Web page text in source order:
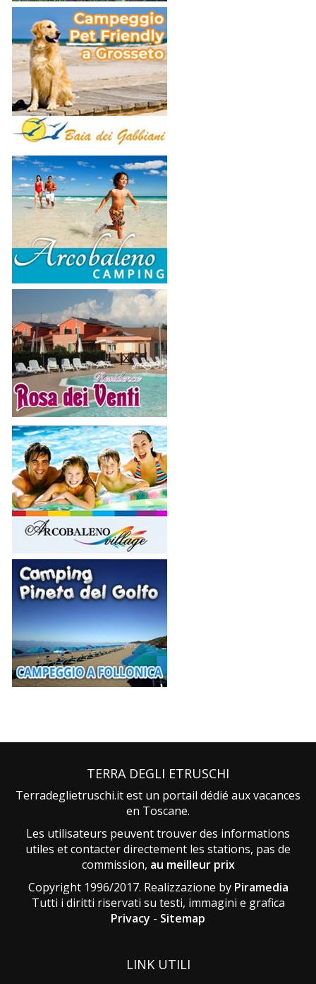
TERRA DEGLI ETRUSCHI
Terradeglietruschi.it est un portail dédié aux vacances
en Toscane.
Les utilisateurs peuvent trouver des informations
utiles et contacter directement les stations, pas de
commission, au meilleur prix
Copyright 1996/2017. Realizzazione by Piramedia
Tutti i diritti riservati su testi, immagini e grafica
Privacy - Sitemap
LINK UTILI